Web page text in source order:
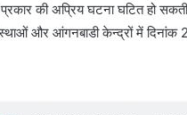
की अप्रिय घटना घटित हो
और आंगनबाडी केन्द्रों में